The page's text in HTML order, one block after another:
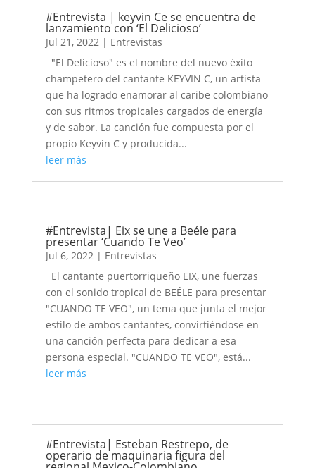
#Entrevista | keyvin Ce se encuentra de
lanzamiento con ‘El Delicioso’
Jul 21, 2022 | Entrevistas
"El Delicioso" es el nombre del nuevo éxito
champetero del cantante KEYVIN C, un artista
que ha logrado enamorar al caribe colombiano
con sus ritmos tropicales cargados de energía
y de sabor. La canción fue compuesta por el
propio Keyvin C y producida...
leer más
#Entrevista| Eix se une a Beéle para
presentar ‘Cuando Te Veo’
Jul 6, 2022| Entrevistas
El cantante puertorriqueño EIX, une fuerzas
con el sonido tropical de BEÉLE para presentar
"CUANDO TE VEO", un tema que junta el mejor
estilo de ambos cantantes, convirtiéndose en
una canción perfecta para dedicar a esa
persona especial. "CUANDO TE VEO", está...
leer más
#Entrevista| Esteban Restrepo, de
operario de maquinaria figura del